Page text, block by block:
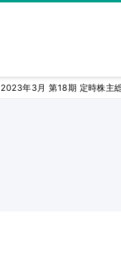
2023年3月 第18期 定時株主